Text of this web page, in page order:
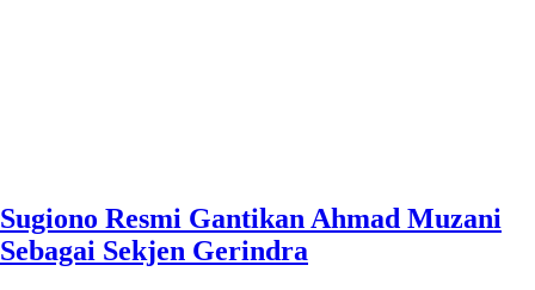
Sugiono Resmi Gantikan Ahmad Muzani
Sebagai Sekjen Gerindra